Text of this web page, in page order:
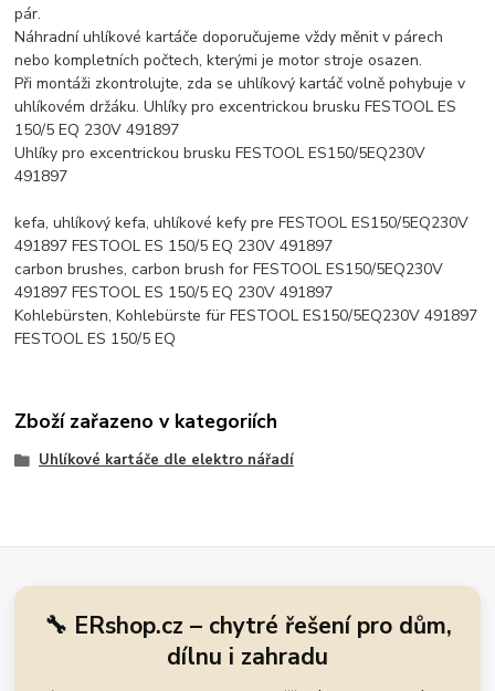
pár.
Náhradní uhlíkové kartáče doporučujeme vždy měnit v párech
nebo kompletních počtech, kterými je motor stroje osazen.
Při montáži zkontrolujte, zda se uhlíkový kartáč volně pohybuje v
uhlíkovém držáku. Uhlíky pro excentrickou brusku FESTOOL ES
150/5 EQ 230V 491897
Uhlíky pro excentrickou brusku FESTOOL ES150/5EQ230V
491897
kefa, uhlíkový kefa, uhlíkové kefy pre FESTOOL ES150/5EQ230V
491897 FESTOOL ES 150/5 EQ 230V 491897
carbon brushes, carbon brush for FESTOOL ES150/5EQ230V
491897 FESTOOL ES 150/5 EQ 230V 491897
Kohlebürsten, Kohlebürste für FESTOOL ES150/5EQ230V 491897
FESTOOL ES 150/5 EQ
Zboží zařazeno v kategoriích
Uhlíkové kartáče dle elektro nářadí
🔧 ERshop.cz – chytré řešení pro dům,
dílnu i zahradu